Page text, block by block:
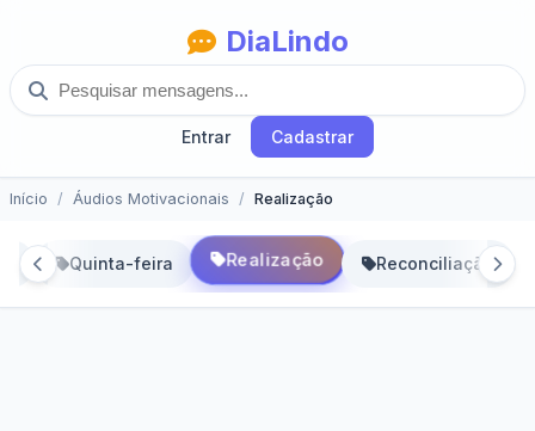
DiaLindo
Entrar Cadastrar
Início Áudios Motivacionais Realização
Quinta-feira Realização Reconciliação